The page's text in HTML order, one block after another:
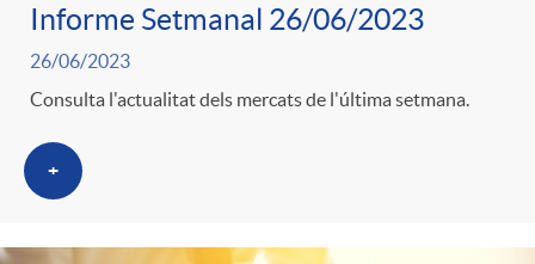
Informe Setmanal 26/06/2023
26/06/2023
Consulta l'actualitat dels mercats de l'última setmana.
+